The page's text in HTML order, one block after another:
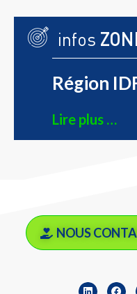
infos
Région
Lire plus …
NOUS